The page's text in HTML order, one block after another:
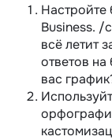
Настройте
Business. /
всё летит
ответов
вас